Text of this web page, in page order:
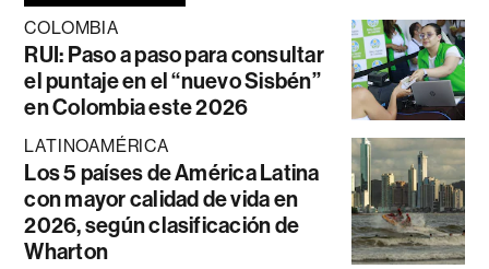
COLOMBIA
RUI: Paso a paso para consultar
el puntaje en el “nuevo Sisbén”
en Colombia este 2026
LATINOAMÉRICA
Los 5 países de América Latina
con mayor calidad de vida en
2026, según clasificación de
Wharton